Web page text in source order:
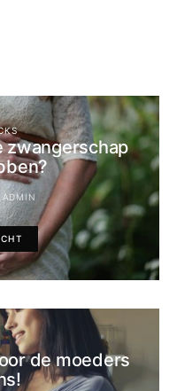
zwangerschap
ADMIN
de moeders